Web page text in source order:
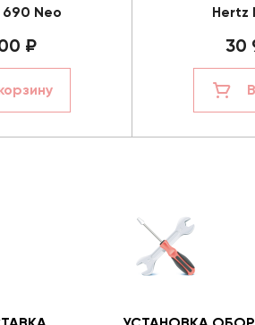
690 Neo
₽
Hertz
30